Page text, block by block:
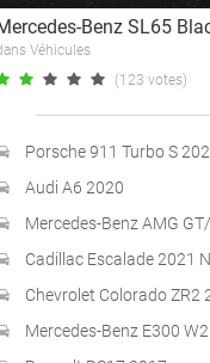
Benz SL65
Véhicules
(123 votes)
Porsche 911 Turbo S
Audi A6 2020
Mercedes-Benz AMG
Cadillac Escalade 2021
Chevrolet Colorado ZR2
Mercedes-Benz E300